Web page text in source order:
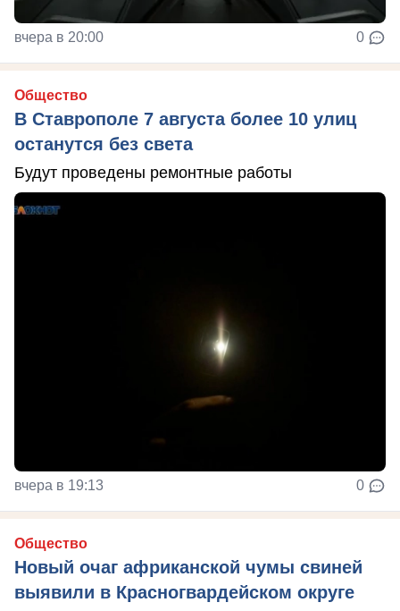
вчера в 20:00 0
Общество
В Ставрополе 7 августа более 10 улиц
останутся без света
Будут проведены ремонтные работы
вчера в 19:13 0
Общество
Новый очаг африканской чумы свиней
выявили в Красногвардейском округе